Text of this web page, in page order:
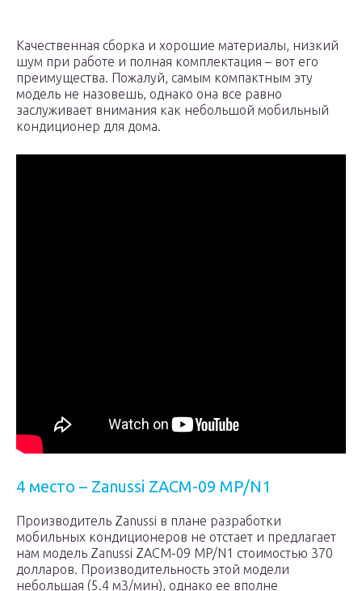
Качественная сборка и хорошие материалы, низкий
шум при работе и полная комплектация – вот его
преимущества. Пожалуй, самым компактным эту
модель не назовешь, однако она все равно
заслуживает внимания как небольшой мобильный
кондиционер для дома.
4 место – Zanussi ZACM-09 MP/N1
Производитель Zanussi в плане разработки
мобильных кондиционеров не отстает и предлагает
нам модель Zanussi ZACM-09 MP/N1 стоимостью 370
долларов. Производительность этой модели
небольшая (5.4 м3/мин), однако ее вполне